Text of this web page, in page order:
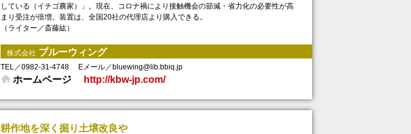
している（イチゴ農家）」。現在、コロナ禍により接触機会の節減・省力化の必要性が高
まり受注が倍増。装置は、全国20社の代理店より購入できる。
（ライター／斎藤紘）
株式会社 ブルーウィング
TEL／0982-31-4748 Eメール／bluewing@lib.bbiq.jp
ホームページ http://kbw-jp.com/
耕作地を深く掘り土壌改良や